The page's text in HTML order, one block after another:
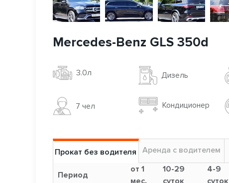
Mercedes-Benz GLS 350d
3.0л Дизель
7 чел Кондиционер
Прокат без водителя Аренда с водителем
Период
от 1
10-29
4-9